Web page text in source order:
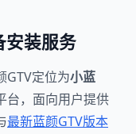
安装服务
GTV定位为小蓝
台，面向用户提供
最新蓝颜GTV版本